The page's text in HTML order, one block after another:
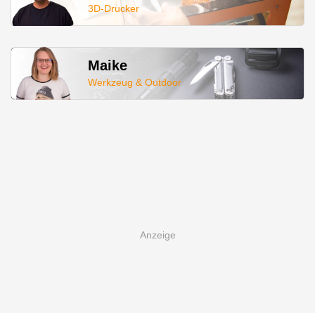
3D-Drucker
Maike
Werkzeug & Outdoor